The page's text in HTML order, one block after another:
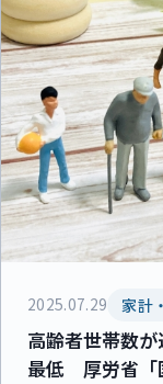
2025.07.29 家計
高齢者世帯数
最低 厚労省「